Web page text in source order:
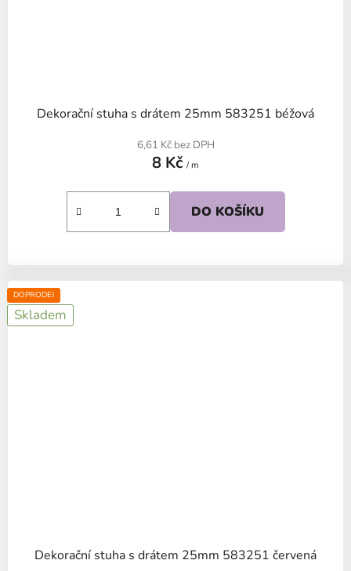
Dekorační stuha s drátem 25mm 583251 béžová
6,61 Kč bez DPH
8 Kč / m
DO KOŠÍKU
DOPRODEJ
Skladem
Dekorační stuha s drátem 25mm 583251 červená